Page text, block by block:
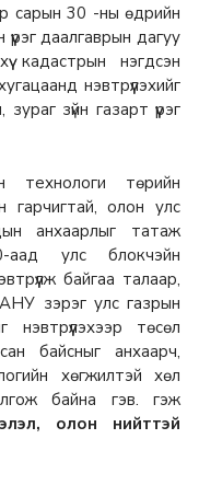
сарын 30 -ны өдрийн
даалгаврын дагуу
кадастрын нэгдсэн
нэвтрүүлэхийг
зүйн газарт үүрэг
технологи төрийн
гарчигтай, олон улс
анхаарлыг татаж
аад улс блокчэйн
байгаа талаар,
зэрэг улс газрын
нэвтрүүлэхээр төсөл
байсныг анхаарч,
хөгжилтэй хөл
байна гэв. гэж
олон нийттэй